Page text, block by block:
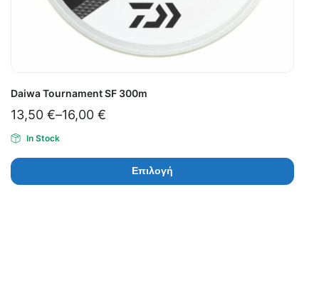
Daiwa Tournament SF 300m
13,50 €–16,00 €
In Stock
Επιλογή